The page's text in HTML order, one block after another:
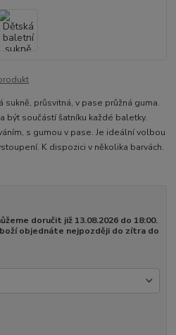
průsvitná, v pase průžná guma.
být součástí šatníku každé baletky.
s gumou v pase. Je ideální volbou
K dispozici v několika barvách.
doručit již 13.08.2026 do 18:00.
objednáte nejpozději do zítra do